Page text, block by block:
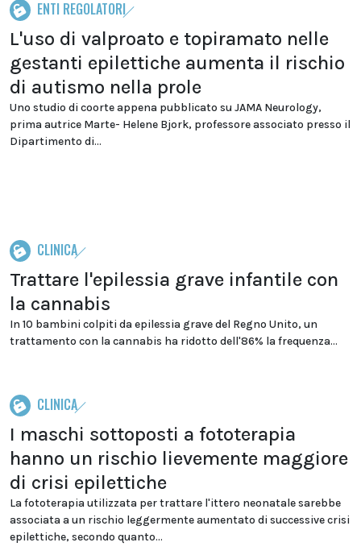
ENTI REGOLATORI
L'uso di valproato e topiramato nelle
gestanti epilettiche aumenta il rischio
di autismo nella prole
Uno studio di coorte appena pubblicato su JAMA Neurology,
prima autrice Marte- Helene Bjork, professore associato presso il
Dipartimento di...
CLINICA
Trattare l'epilessia grave infantile con
la cannabis
In 10 bambini colpiti da epilessia grave del Regno Unito, un
trattamento con la cannabis ha ridotto dell'86% la frequenza...
CLINICA
I maschi sottoposti a fototerapia
hanno un rischio lievemente maggiore
di crisi epilettiche
La fototerapia utilizzata per trattare l'ittero neonatale sarebbe
associata a un rischio leggermente aumentato di successive crisi
epilettiche, secondo quanto...